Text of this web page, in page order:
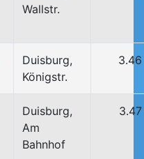
Wallstr.
Duisburg,
Königstr.
Duisburg,
Am
Bahnhof